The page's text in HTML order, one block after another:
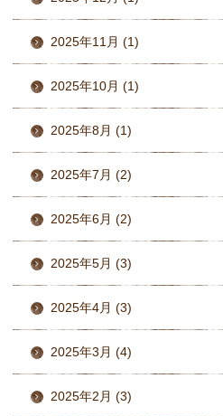
2025年11月 (1)
2025年10月 (1)
2025年8月 (1)
2025年7月 (2)
2025年6月 (2)
2025年5月 (3)
2025年4月 (3)
2025年3月 (4)
2025年2月 (3)